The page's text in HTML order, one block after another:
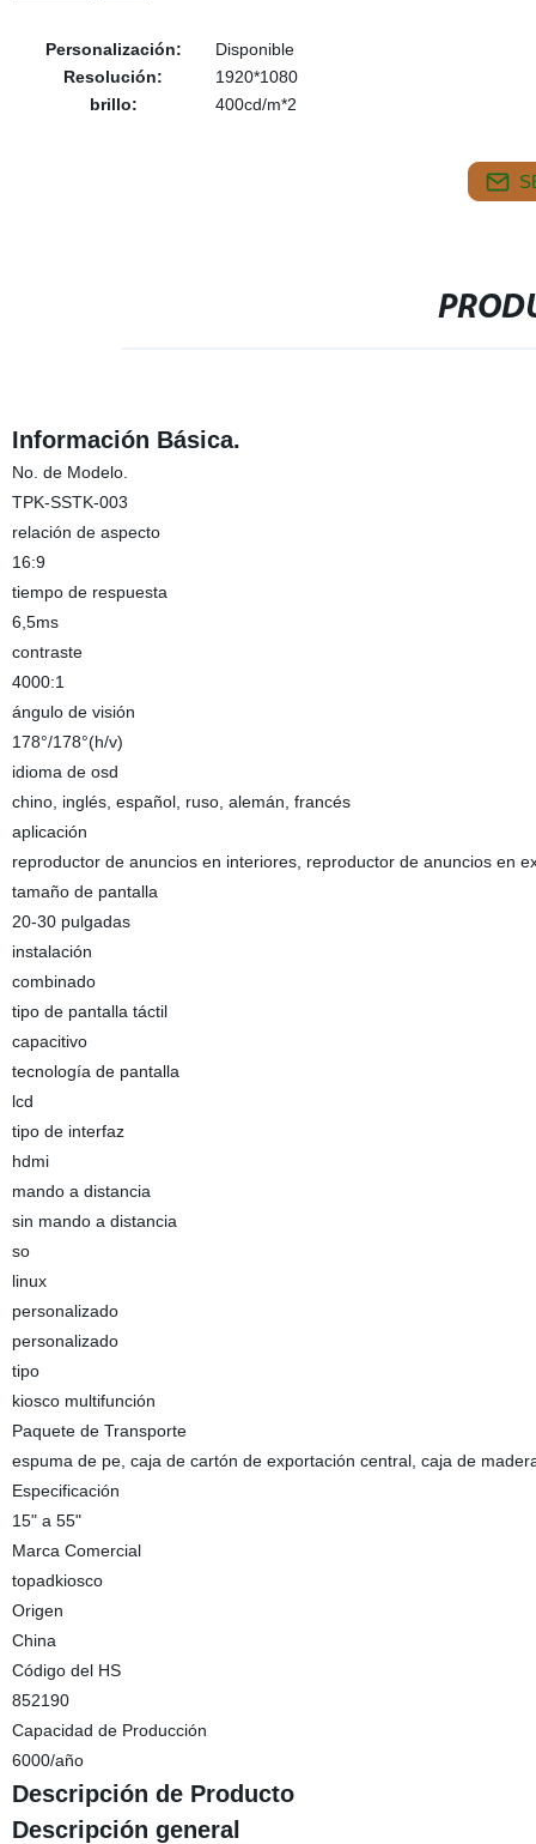
Personalización:
Disponible
Resolución:
1920*1080
brillo:
400cd/m*2
Información Básica.
No. de Modelo.
TPK-SSTK-003
relación de aspecto
16:9
tiempo de respuesta
6,5ms
contraste
4000:1
ángulo de visión
178°/178°(h/v)
idioma de osd
chino, inglés, español, ruso, alemán, francés
aplicación
reproductor de anuncios en interiores, reproductor de anuncios en
tamaño de pantalla
20-30 pulgadas
instalación
combinado
tipo de pantalla táctil
capacitivo
tecnología de pantalla
lcd
tipo de interfaz
hdmi
mando a distancia
sin mando a distancia
so
linux
personalizado
personalizado
tipo
kiosco multifunción
Paquete de Transporte
espuma de pe, caja de cartón de exportación central, caja de
Especificación
15" a 55"
Marca Comercial
topadkiosco
Origen
China
Código del HS
852190
Capacidad de Producción
6000/año
Descripción de Producto
Descripción general